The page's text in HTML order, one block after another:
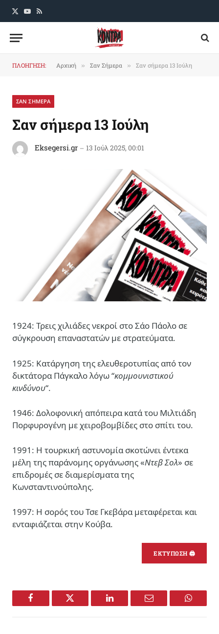
X
YouTube
RSS
ΠΛΟΗΓΗΣΗ: Αρχική » Σαν Σήμερα » Σαν σήμερα 13 Ιούλη
ΣΑΝ ΣΗΜΕΡΑ
Σαν σήμερα 13 Ιούλη
Eksegersi.gr 13 Ιούλ 2025, 00:01
1924: Τρεις χιλιάδες νεκροί στο Σάο Πάολο σε
σύγκρουση επαναστατών με στρατεύματα.
1925: Κατάργηση της ελευθεροτυπίας από τον
δικτάτορα Πάγκαλο λόγω “κομμουνιστικού
κινδύνου“.
1946: Δολοφονική απόπειρα κατά του Μιλτιάδη
Πορφυρογένη με χειροβομβίδες στο σπίτι του.
1991: Η τουρκική αστυνομία σκοτώνει έντεκα
μέλη της παράνομης οργάνωσης «Ντεβ Σολ» σε
επιδρομές σε διαμερίσματα της
Κωνσταντινούπολης.
1997: Η σορός του Τσε Γκεβάρα μεταφέρεται και
ενταφιάζεται στην Κούβα.
ΕΚΤΥΠΩΣΗ 🖨
Facebook Twitter LinkedIn Email